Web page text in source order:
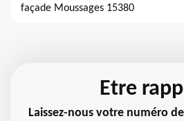
façade Moussages 15380
Etre
Laissez-nous votre numéro